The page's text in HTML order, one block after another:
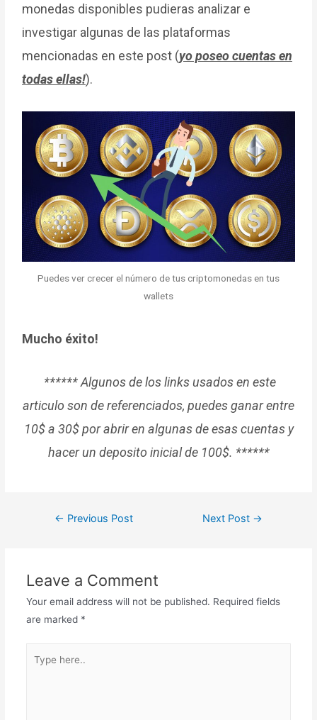
monedas disponibles pudieras analizar e
investigar algunas de las plataformas
mencionadas en este post (yo poseo cuentas en
todas ellas!).
Puedes ver crecer el número de tus criptomonedas en tus
wallets
Mucho éxito!
****** Algunos de los links usados en este
articulo son de referenciados, puedes ganar entre
10$ a 30$ por abrir en algunas de esas cuentas y
hacer un deposito inicial de 100$. ******
← Previous Post Next Post →
Leave a Comment
Your email address will not be published. Required fields
are marked *